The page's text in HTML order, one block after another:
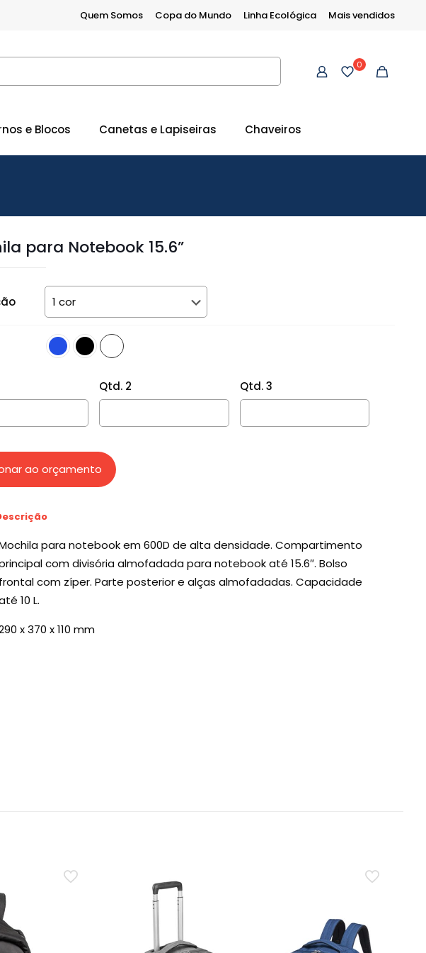
Quem Somos Copa do Mundo Linha Ecológica Mais vendidos
0
e Blocos Canetas e Lapiseiras Chaveiros
para Notebook 15.6”
Qtd. 2 Qtd. 3
ao orçamento
para notebook em 600D de alta densidade. Compartimento
com divisória almofadada para notebook até 15.6″. Bolso
frontal com zíper. Parte posterior e alças almofadadas. Capacidade
10 L.
x 370 x 110 mm